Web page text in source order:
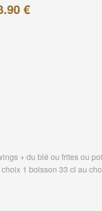
€
+ du blé ou frites ou
1 boisson 33 cl au